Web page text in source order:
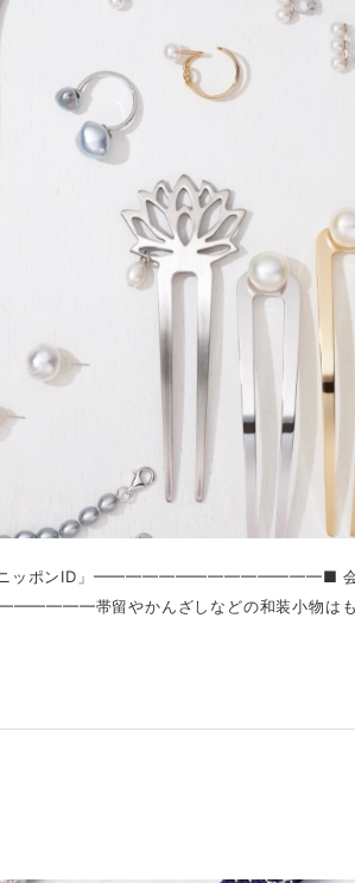
屋「ニッポンID」━━━━━━━━━━━━━━■
帯留やかんざしなどの和装小物はも